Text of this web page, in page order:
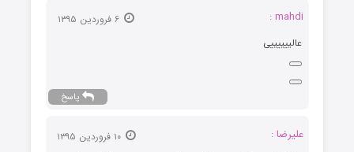
mahdi :
عالییییییی
پاسخ
علیرضا :
۱۰ فروردین ۱۳۹۵